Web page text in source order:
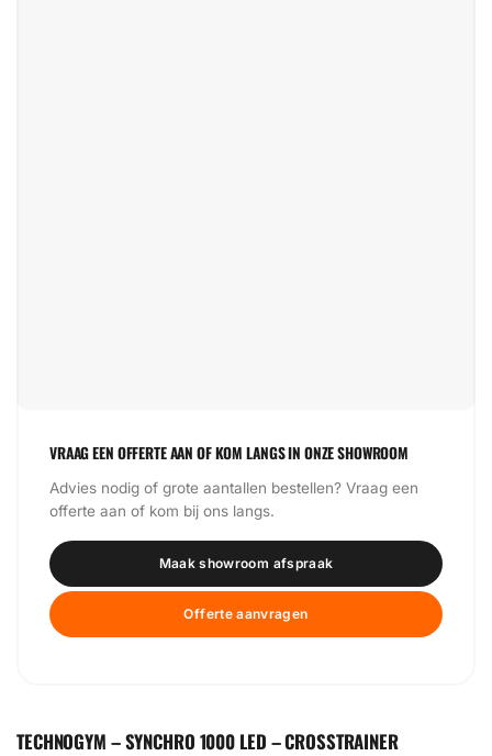
VRAAG EEN OFFERTE AAN OF KOM LANGS IN ONZE SHOWROOM
Advies nodig of grote aantallen bestellen? Vraag een
offerte aan of kom bij ons langs.
Maak showroom afspraak
Offerte aanvragen
TECHNOGYM – SYNCHRO 1000 LED – CROSSTRAINER